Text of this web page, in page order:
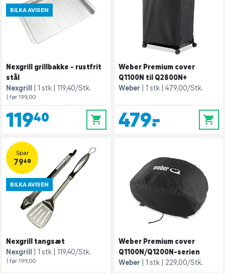
BILKA AVISEN
Nexgrill grillbakke - rustfrit
stål
Nexgrill
1 stk 119,40/Stk.
| før 199,00
119,40 0
Weber Premium cover
Q1100N til Q2800N+
Weber
1 stk 479,00/Stk.
479,- 0
Spar
79,60
BILKA AVISEN
Nexgrill tangsæt
Nexgrill
1 stk 119,40/Stk.
| før 199,00
Weber Premium cover
Q1100N/Q1200N-serien
Weber
1 stk 229,00/Stk.